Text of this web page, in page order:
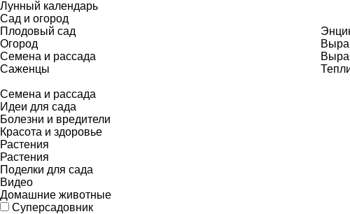
Лунный календарь
Сад и огород
Плодовый сад
Огород
Семена и рассада
Саженцы
Семена и рассада
Идеи для сада
Болезни и вредители
Красота и здоровье
Растения
Растения
Поделки для сада
Видео
Домашние животные
Суперсадовник